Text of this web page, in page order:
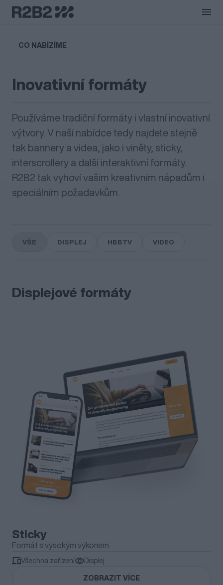
Přejít na obsah
Co nabízíme
Jak o vás pečujeme
Vyzkoušejte to
Recenze
Jak inzerovat
O společnosti R2B2
CO NABÍZÍME
Inovativní formáty
Používáme tradiční formáty i vlastní inovativní
výtvory. V naší nabídce tedy najdete stejně
tak bannery a videa, jako i viněty, sticky,
interscrollery a další interaktivní formáty.
R2B2 tak vyhoví vašim kreativním nápadům i
speciálním požadavkům.
VŠE DISPLEJ HBBTV VIDEO
Displejové formáty
Sticky
Formát s vysokým výkonem
Všechna zařízení
Displej
ZOBRAZIT VÍCE